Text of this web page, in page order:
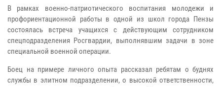
В рамках военно-патриотического воспитания молодежи и
профориентационной работы в одной из школ города Пензы
состоялась встреча учащихся с действующим сотрудником
спецподразделения Росгвардии, выполнявшим задачи в зоне
специальной военной операции.
Боец на примере личного опыта рассказал ребятам о буднях
службы в элитном подразделении, о высокой ответственности,